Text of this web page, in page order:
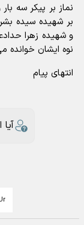
نماز بر پیکر سه
بر شهیده سیده
و شهیده زهرا
نوه ایشان خوانده
انتهای پیام